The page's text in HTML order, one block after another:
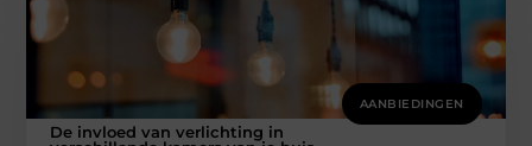
AANBIEDINGEN
De invloed van verlichting in